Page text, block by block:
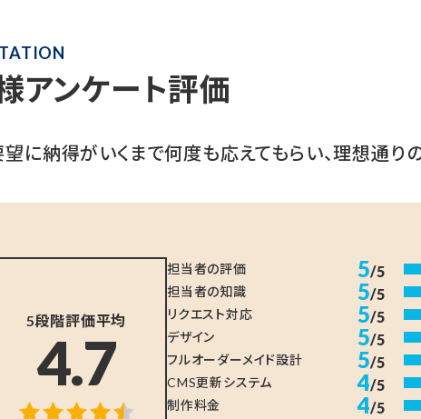
アンケート評価
に納得がいくまで何度も応えてもらい、理想通り
5段階評価平均
4.7
担当者の評価 5/5
担当者の知識 5/5
リクエスト対応 5/5
デザイン 5/5
フルオーダーメイド設計 5/5
CMS更新システム 4/5
制作料金 4/5